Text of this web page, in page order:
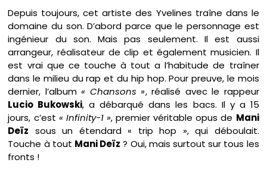
Depuis toujours, cet artiste des Yvelines traîne dans le
domaine du son. D’abord parce que le personnage est
ingénieur du son. Mais pas seulement. Il est aussi
arrangeur, réalisateur de clip et également musicien. Il
est vrai que ce touche à tout a l’habitude de traîner
dans le milieu du rap et du hip hop. Pour preuve, le mois
dernier, l’album« Chansons », réalisé avec le rappeur
Lucio Bukowski, a débarqué dans les bacs. Il y a 15
jours, c’est « Infinity-1 », premier véritable opus de Mani
Deïz sous un étendard « trip hop », qui déboulait.
Touche à tout Mani Deïz ? Oui, mais surtout sur tous les
fronts !